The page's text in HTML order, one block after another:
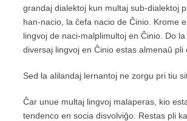
grandaj dialektoj kun multaj sub-dialektoj
han-nacio, la ĉefa nacio de Ĉinio. Krome
lingvoj de naci-malplimultoj en Ĉinio. Do
diversaj lingvoj en Ĉinio estas almenaŭ pli
Sed la alilandaj lernantoj ne zorgu pri tiu
Ĉar unue multaj lingvoj malaperas, kio
tendenco en socia disvolviĝo. Restas pli